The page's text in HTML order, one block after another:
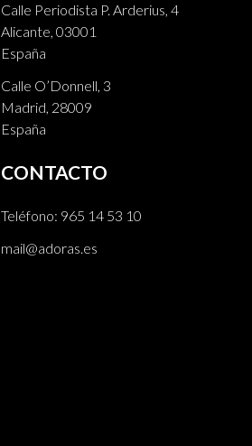
Calle Periodista P. Arderius, 4
Alicante, 03001
España
Calle O’Donnell, 3
Madrid, 28009
España
CONTACTO
Teléfono: 965 14 53 10
mail@adoras.es